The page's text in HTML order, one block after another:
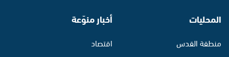
المحليات
منطقة القدس
أخبار منوّعة
اقتصاد